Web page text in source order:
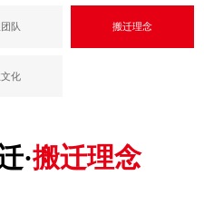
队 搬迁理念
化
·搬迁理念